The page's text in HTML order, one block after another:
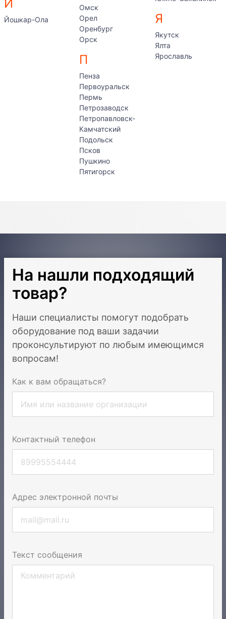
Й
Йошкар-Ола
Омск
Орел
Оренбург
Орск
П
Пенза
Первоуральск
Пермь
Петрозаводск
Петропавловск-
Камчатский
Подольск
Псков
Пушкино
Пятигорск
Я
Якутск
Ялта
Ярославль
На нашли подходящий
товар?
Наши специалисты помогут подобрать
оборудование под ваши задачии
проконсультируют по любым имеющимся
вопросам!
Как к вам обращаться?
Контактный телефон
Адрес электронной почты
Текст сообщения